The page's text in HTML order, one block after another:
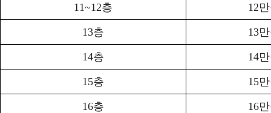
11~12층 12
13층 13
14층 14
15층 15
16층 16